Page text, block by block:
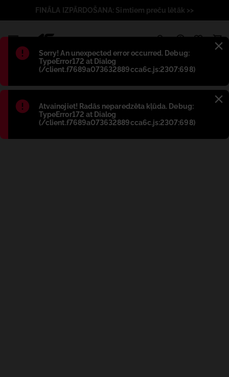
Błąd:
Sorry! An unexpected error occurred. Debug:
TypeError172 at Dialog
(/client.f7689a073632889cca6c.js:2307:698)
Błąd:
Atvainojiet! Radās neparedzēta kļūda. Debug:
TypeError172 at Dialog
(/client.f7689a073632889cca6c.js:2307:698)
FINĀLA IZPĀRDOŠANA: Simtiem preču lētāk >>